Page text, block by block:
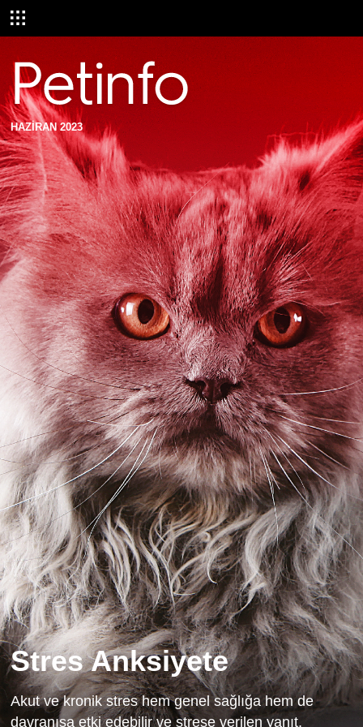
HAZİRAN 2023
Stres Anksiyete
Akut ve kronik stres hem genel sağlığa hem de
davranışa etki edebilir ve strese verilen yanıt,